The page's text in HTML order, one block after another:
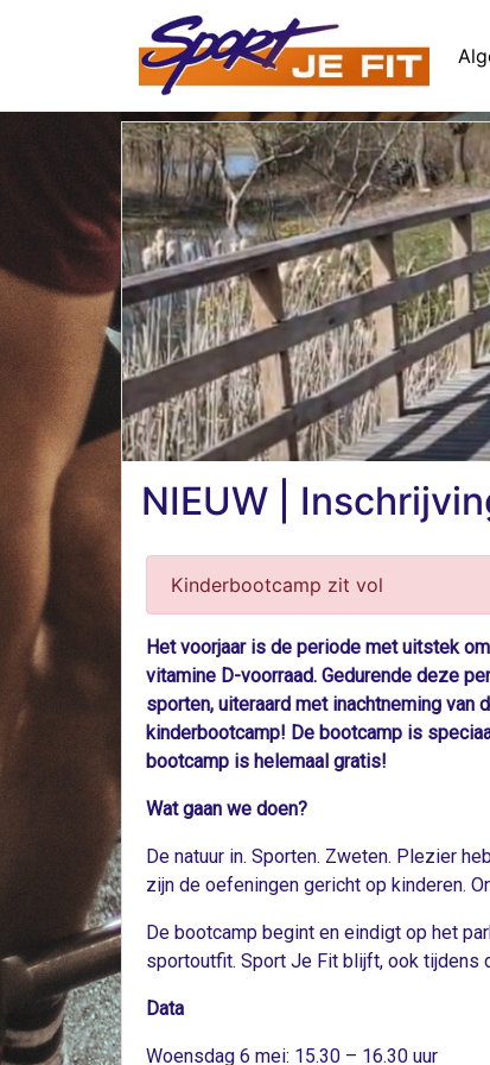
NIEUW |
Kinderbootcamp zit vol
Het voorjaar is de periode met uitstek
vitamine D-voorraad. Gedurende deze
sporten, uiteraard met inachtneming
kinderbootcamp! De bootcamp is
bootcamp is helemaal gratis!
Wat gaan we doen?
De natuur in. Sporten. Zweten. Plezier
zijn de oefeningen gericht op kinderen.
De bootcamp begint en eindigt op het
sportoutfit. Sport Je Fit blijft, ook tijdens
Data
Woensdag 6 mei: 15.30 – 16.30 uur